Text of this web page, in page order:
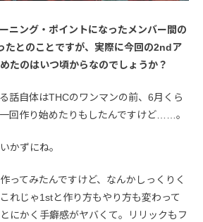
ニング・ポイントになったメンバー間の
たとのことですが、実際に今回の2ndア
たのはいつ頃からなのでしょうか？
話自体はTHCのワンマンの前、6月くら
回作り始めたりもしたんですけど……。
かずにね。
ってみたんですけど、なんかしっくりく
れじゃ1stと作り方もやり方も変わって
にかく手癖感がヤバくて。リリックもフ